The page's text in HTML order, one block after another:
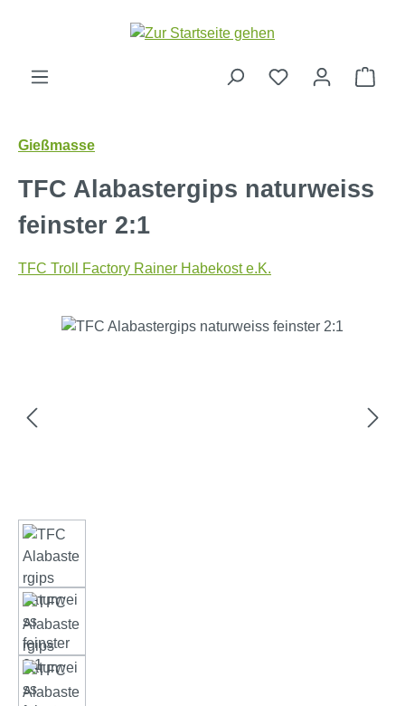
Zum Hauptinhalt springen
Gießmasse
TFC Alabastergips naturweiss
feinster 2:1
TFC Troll Factory Rainer Habekost e.K.
Bildergalerie überspringen